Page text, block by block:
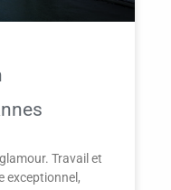
Travail et
exceptionnel,